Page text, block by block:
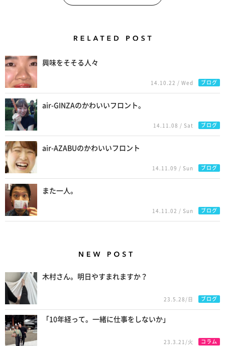
興味をそそる人々
14.10.22 / Wed ブログ
air-GINZAのかわいいフロント。
14.11.08 / Sat ブログ
air-AZABUのかわいいフロント
14.11.09 / Sun ブログ
また一人。
14.11.02 / Sun ブログ
木村さん。明日やすまれますか？
23.5.28/日 ブログ
「10年経って。一緒に仕事をしないか」
23.3.21/火 コラム